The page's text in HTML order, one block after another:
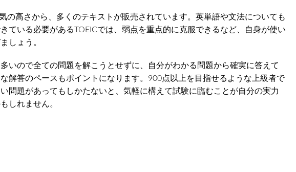
の高さから、多くのテキストが販売されています。英単語や文法についても
ている必要があるTOEICでは、弱点を重点的に克服できるなど、自身が使い
しょう。
いので全ての問題を解こうとせずに、自分がわかる問題から確実に答えて
解答のペースもポイントになります。900点以上を目指せるような上級者で
問題があってもしかたないと、気軽に構えて試験に臨むことが自分の実力
しれません。